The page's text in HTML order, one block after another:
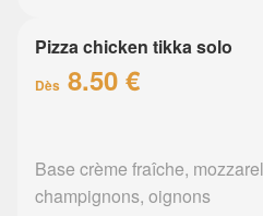
Pizza chicken tikka solo
Dès 8.50 €
Base crème fraîche,
champignons, oignons